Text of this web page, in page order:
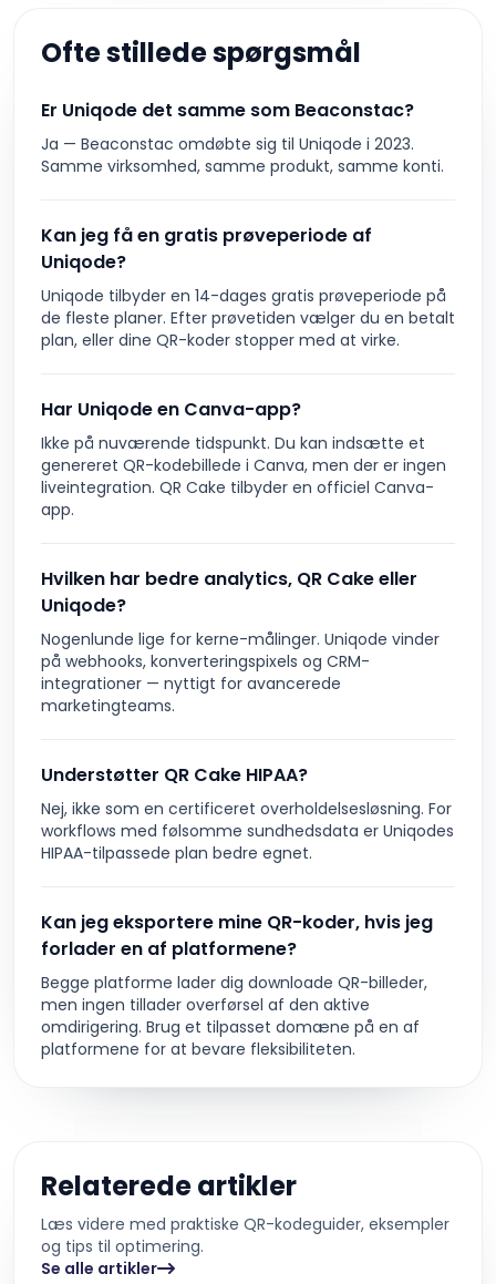
Ofte stillede spørgsmål
Er Uniqode det samme som Beaconstac?
Ja — Beaconstac omdøbte sig til Uniqode i 2023.
Samme virksomhed, samme produkt, samme konti.
Kan jeg få en gratis prøveperiode af
Uniqode?
Uniqode tilbyder en 14-dages gratis prøveperiode på
de fleste planer. Efter prøvetiden vælger du en betalt
plan, eller dine QR-koder stopper med at virke.
Har Uniqode en Canva-app?
Ikke på nuværende tidspunkt. Du kan indsætte et
genereret QR-kodebillede i Canva, men der er ingen
liveintegration. QR Cake tilbyder en officiel Canva-
app.
Hvilken har bedre analytics, QR Cake eller
Uniqode?
Nogenlunde lige for kerne-målinger. Uniqode vinder
på webhooks, konverteringspixels og CRM-
integrationer — nyttigt for avancerede
marketingteams.
Understøtter QR Cake HIPAA?
Nej, ikke som en certificeret overholdelsesløsning. For
workflows med følsomme sundhedsdata er Uniqodes
HIPAA-tilpassede plan bedre egnet.
Kan jeg eksportere mine QR-koder, hvis jeg
forlader en af platformene?
Begge platforme lader dig downloade QR-billeder,
men ingen tillader overførsel af den aktive
omdirigering. Brug et tilpasset domæne på en af
platformene for at bevare fleksibiliteten.
Relaterede artikler
Læs videre med praktiske QR-kodeguider, eksempler
og tips til optimering.
Se alle artikler